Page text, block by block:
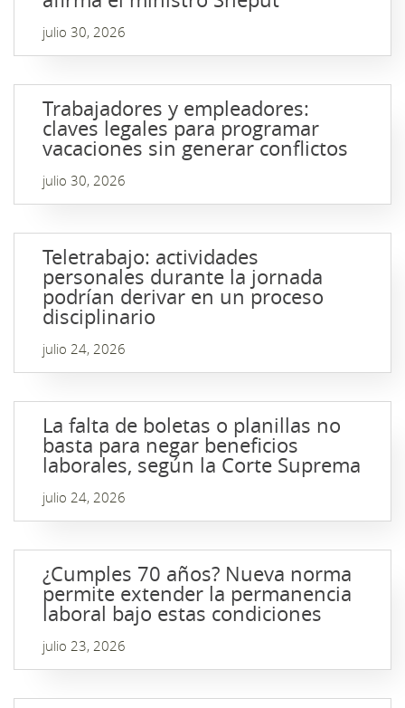
julio 30, 2026
Trabajadores y empleadores:
claves legales para programar
vacaciones sin generar conflictos
julio 30, 2026
Teletrabajo: actividades
personales durante la jornada
podrían derivar en un proceso
disciplinario
julio 24, 2026
La falta de boletas o planillas no
basta para negar beneficios
laborales, según la Corte Suprema
julio 24, 2026
¿Cumples 70 años? Nueva norma
permite extender la permanencia
laboral bajo estas condiciones
julio 23, 2026